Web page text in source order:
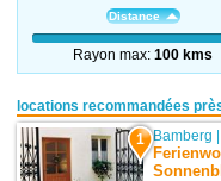
Distance
Rayon max:100 kms
locations recommandées
1 Bamberg |